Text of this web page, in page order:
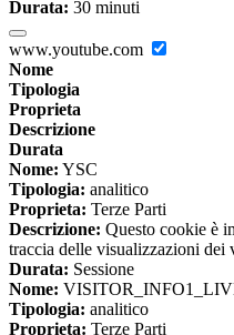
Durata: 30 minuti
www.youtube.com
Nome
Tipologia
Proprieta
Descrizione
Durata
Nome: YSC
Tipologia: analitico
Proprieta: Terze Parti
Descrizione: Questo cookie è
traccia delle visualizzazioni dei
Durata: Sessione
Nome:
Tipologia: analitico
Proprieta: Terze Parti